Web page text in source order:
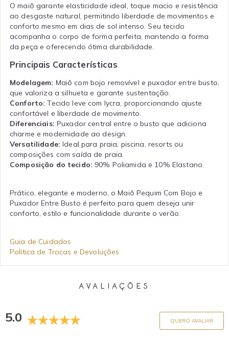
O maiô garante elasticidade ideal, toque macio e resistência
ao desgaste natural, permitindo liberdade de movimentos e
conforto mesmo em dias de sol intenso. Seu tecido
acompanha o corpo de forma perfeita, mantendo a forma
da peça e oferecendo ótima durabilidade.
Principais Características
Modelagem: Maiô com bojo removível e puxador entre busto,
que valoriza a silhueta e garante sustentação.
Conforto: Tecido leve com lycra, proporcionando ajuste
confortável e liberdade de movimento.
Diferenciais: Puxador central entre o busto que adiciona
charme e modernidade ao design.
Versatilidade: Ideal para praia, piscina, resorts ou
composições com saída de praia.
Composição do tecido: 90% Poliamida e 10% Elastano.
Prático, elegante e moderno, o Maiô Pequim Com Bojo e
Puxador Entre Busto é perfeito para quem deseja unir
conforto, estilo e funcionalidade durante o verão.
Guia de Cuidados
Política de Trocas e Devoluções
AVALIAÇÕES
5.0 QUERO AVALIAR